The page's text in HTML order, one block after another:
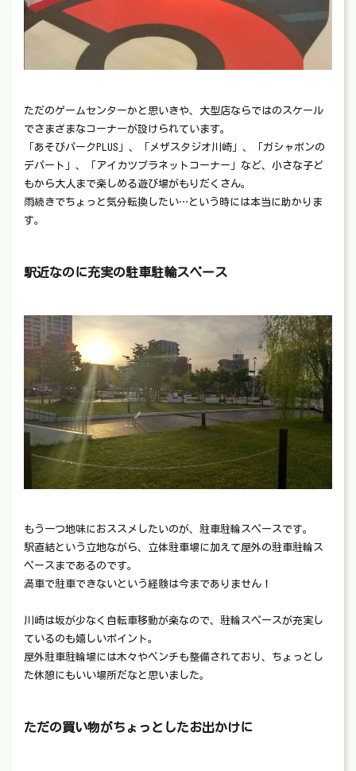
ただのゲームセンターかと思いきや、大型店ならではのスケール
でさまざまなコーナーが設けられています。
「あそびパークPLUS」、「メザスタジオ川崎」、「ガシャポンの
デパート」、「アイカツプラネットコーナー」など、小さな子ど
もから大人まで楽しめる遊び場がもりだくさん。
雨続きでちょっと気分転換したい…という時には本当に助かりま
す。
駅近なのに充実の駐車駐輪スペース
もう一つ地味におススメしたいのが、駐車駐輪スペースです。
駅直結という立地ながら、立体駐車場に加えて屋外の駐車駐輪ス
ペースまであるのです。
満車で駐車できないという経験は今までありません！
川崎は坂が少なく自転車移動が楽なので、駐輪スペースが充実し
ているのも嬉しいポイント。
屋外駐車駐輪場には木々やベンチも整備されており、ちょっとし
た休憩にもいい場所だなと思いました。
ただの買い物がちょっとしたお出かけに